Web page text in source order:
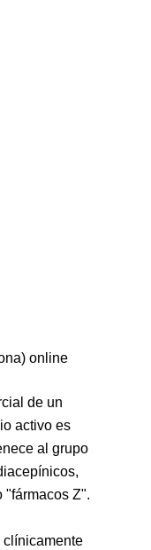
online
de un
activo es
al grupo
"fármacos Z".
clínicamente